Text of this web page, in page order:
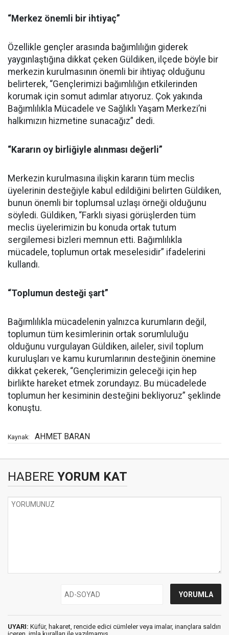
“Merkez önemli bir ihtiyaç”
Özellikle gençler arasında bağımlılığın giderek
yaygınlaştığına dikkat çeken Güldiken, ilçede böyle bir
merkezin kurulmasının önemli bir ihtiyaç olduğunu
belirterek, “Gençlerimizi bağımlılığın etkilerinden
korumak için somut adımlar atıyoruz. Çok yakında
Bağımlılıkla Mücadele ve Sağlıklı Yaşam Merkezi’ni
halkımızın hizmetine sunacağız” dedi.
“Kararın oy birliğiyle alınması değerli”
Merkezin kurulmasına ilişkin kararın tüm meclis
üyelerinin desteğiyle kabul edildiğini belirten Güldiken,
bunun önemli bir toplumsal uzlaşı örneği olduğunu
söyledi. Güldiken, “Farklı siyasi görüşlerden tüm
meclis üyelerimizin bu konuda ortak tutum
sergilemesi bizleri memnun etti. Bağımlılıkla
mücadele, toplumun ortak meselesidir” ifadelerini
kullandı.
“Toplumun desteği şart”
Bağımlılıkla mücadelenin yalnızca kurumların değil,
toplumun tüm kesimlerinin ortak sorumluluğu
olduğunu vurgulayan Güldiken, aileler, sivil toplum
kuruluşları ve kamu kurumlarının desteğinin önemine
dikkat çekerek, “Gençlerimizin geleceği için hep
birlikte hareket etmek zorundayız. Bu mücadelede
toplumun her kesiminin desteğini bekliyoruz” şeklinde
konuştu.
Kaynak: AHMET BARAN
HABERE YORUM KAT
UYARI: Küfür, hakaret, rencide edici cümleler veya imalar, inançlara saldırı